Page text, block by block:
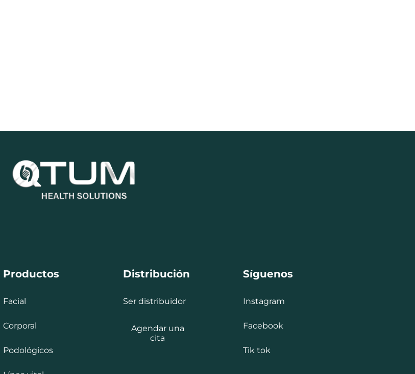
Productos
Facial
Corporal
Podológicos
Distribución
Ser distribuidor
Agendar una
cita
Síguenos
Instagram
Facebook
Tik tok